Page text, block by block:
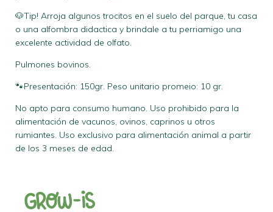
🐶Tip! Arroja algunos trocitos en el suelo del parque, tu casa
o una alfombra didactica y brindale a tu perriamigo una
excelente actividad de olfato.
Pulmones bovinos.
🐾Presentación: 150gr. Peso unitario promeio: 10 gr.
No apto para consumo humano. Uso prohibido para la
alimentación de vacunos, ovinos, caprinos u otros
rumiantes. Uso exclusivo para alimentación animal a partir
de los 3 meses de edad.